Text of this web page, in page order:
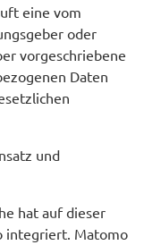
eine vom
oder
vorgeschriebene
Daten
und
hat auf dieser
integriert. Matomo